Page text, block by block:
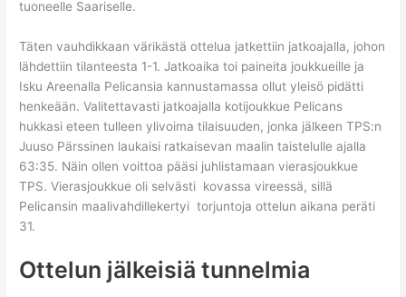
tuoneelle Saariselle.
Täten vauhdikkaan värikästä ottelua jatkettiin jatkoajalla, johon
lähdettiin tilanteesta 1-1. Jatkoaika toi paineita joukkueille ja
Isku Areenalla Pelicansia kannustamassa ollut yleisö pidätti
henkeään. Valitettavasti jatkoajalla kotijoukkue Pelicans
hukkasi eteen tulleen ylivoima tilaisuuden, jonka jälkeen TPS:n
Juuso Pärssinen laukaisi ratkaisevan maalin taistelulle ajalla
63:35. Näin ollen voittoa pääsi juhlistamaan vierasjoukkue
TPS. Vierasjoukkue oli selvästi kovassa vireessä, sillä
Pelicansin maalivahdillekertyi torjuntoja ottelun aikana peräti
31.
Ottelun jälkeisiä tunnelmia